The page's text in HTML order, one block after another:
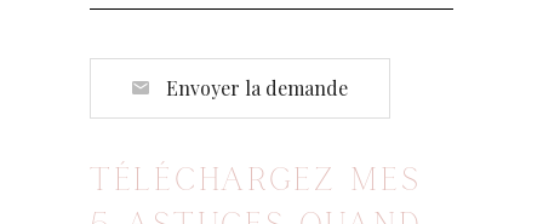
Envoyer la demande
TÉLÉCHARGEZ MES